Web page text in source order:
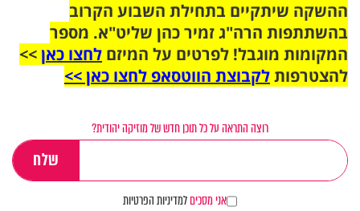
ההשקה שיתקיים בתחילת השבוע הקרוב
בהשתתפות הרה"ג זמיר כהן שליט"א. מספר
המקומות מוגבל! לפרטים על המיזם לחצו כאן>>
להצטרפותלקבוצת הווטסאפ לחצו כאן >>
רוצה התראה על כל תוכן חדש של מוזיקה יהודית?
אני מסכיםלמדיניות הפרטיות